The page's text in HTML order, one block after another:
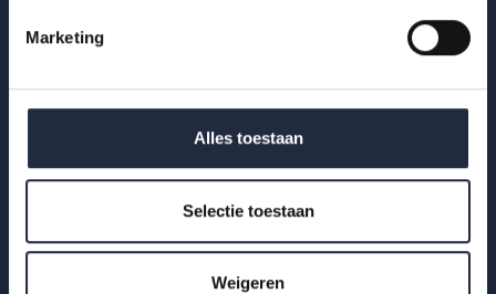
Marketing
Alles toestaan
Selectie toestaan
Weigeren
Infographic: Werknemers- en
werkgeversenquête 4e kwartaal 2025 –
Jeugdzorg